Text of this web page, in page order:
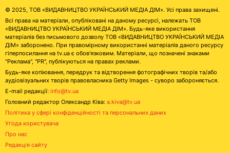
© 2025, ТОВ «ВИДАВНИЦТВО УКРАЇНСЬКИЙ МЕДІА ДІМ». Усі права захищені.
Всі права на матеріали, опубліковані на даному ресурсі, належать ТОВ
«ВИДАВНИЦТВО УКРАЇНСЬКИЙ МЕДІА ДІМ». Будь-яке використання
матеріалів без письмового дозволу ТОВ «ВИДАВНИЦТВО УКРАЇНСЬКИЙ МЕДІА
ДІМ» заборонено. При правомірному використанні матеріалів даного ресурсу
гіперпосилання на tv.ua є обов'язковим. Матеріали, що позначені знаками
"Реклама", "PR", публікуються на правах реклами.
Будь-яке копіювання, передрук та відтворення фотографічних творів та/або
аудіовізуальних творів правовласника Getty Images - суворо забороняється.
E-mail редакції: info@tv.ua
Головний редактор Олександр Ківа: a.kiva@tv.ua
Політика у сфері конфіденційності та персональних даних
Угода користувача
Про нас
Редакція сайту